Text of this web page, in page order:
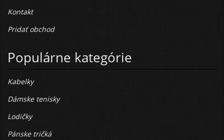
Kontakt
Pridať obchod
Populárne kategórie
Kabelky
Dámske tenisky
Lodičky
Pánske tričká